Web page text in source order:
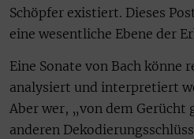
Schöpfer existiert. Dieses
eine wesentliche Ebene der
Eine Sonate von Bach könne
analysiert und interpretiert
Aber wer, „von dem
anderen